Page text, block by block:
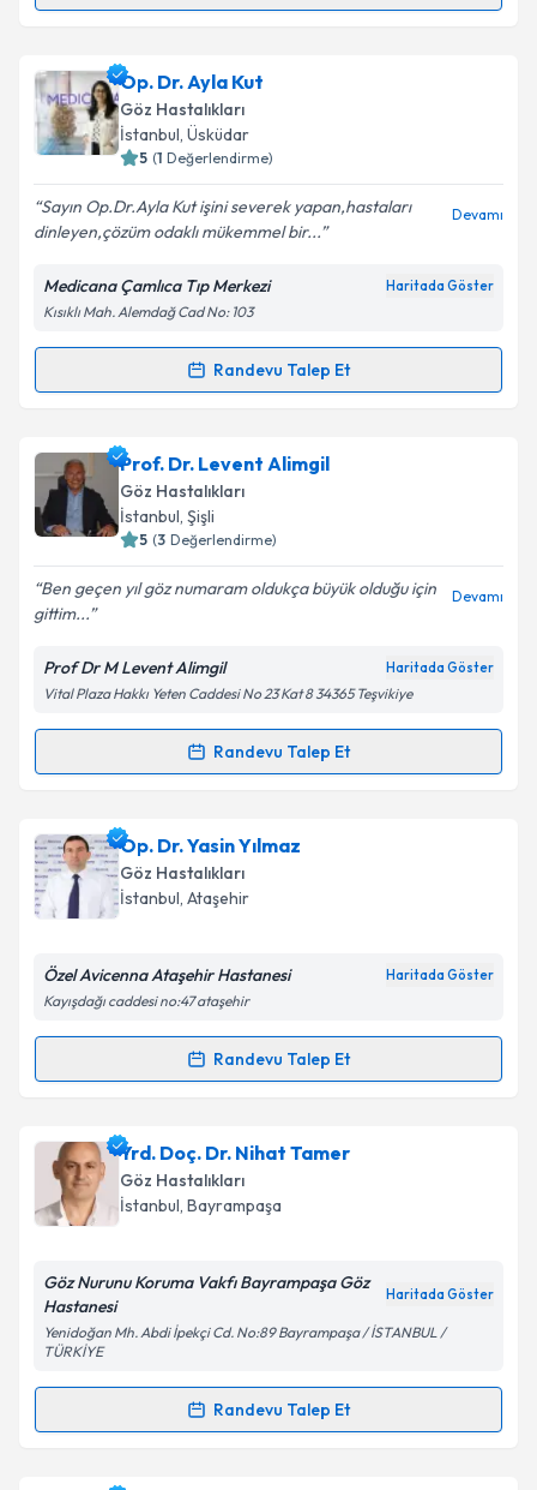
için bir takvim hazırlandığında e-posta ile
bilgilendireceğiz.
E-posta Adresiniz
Metni'ni okudum ve kişisel verilerimin belirtilen
kapsamda işlenmesini kabul ediyorum.
Takvim Talebini Gönder
Op. Dr. Ayla Kut
Göz Hastalıkları
İstanbul, Üsküdar
5 (1 Değerlendirme)
Sayın Op.Dr.Ayla Kut işini severek yapan,hastaları
dinleyen,çözüm odaklı mükemmel bir...
Devamı
Medicana Çamlıca Tıp Merkezi Haritada Göster
Kısıklı Mah. Alemdağ Cad No: 103
Randevu Talep Et
Randevu Takvimi Talebi
Op. Dr. Ayla Kut için randevu takvimi talebi oluşturun.
Size bu uzmandan randevu almanız için bir takvim
hazırlandığında e-posta ile bilgilendireceğiz.
Kişisel verilerimin işlenmesine ilişkin
Aydınlatma
Metni'ni okudum ve kişisel verilerimin belirtilen
kapsamda işlenmesini kabul ediyorum.
Prof. Dr. Levent Alimgil
Göz Hastalıkları
İstanbul, Şişli
5 (3 Değerlendirme)
Ben geçen yıl göz numaram oldukça büyük olduğu için
gittim...
Devamı
Prof Dr M Levent Alimgil Haritada Göster
Vital Plaza Hakkı Yeten Caddesi No 23 Kat 8 34365 Teşvikiye
Randevu Talep Et
Randevu Takvimi Talebi
Prof. Dr. Levent Alimgiliçin randevu takvimi talebi
oluşturun. Size bu uzmandan randevu almanız için bir
takvim hazırlandığında e-posta ile bilgilendireceğiz.
Kişisel verilerimin işlenmesine ilişkin
Metni'ni okudum ve kişisel verilerimin belirtilen
Takvim Talebini Gönder
Op. Dr. Yasin Yılmaz
Göz Hastalıkları
İstanbul, Ataşehir
Özel Avicenna Ataşehir Hastanesi Haritada Göster
Kayışdağı caddesi no:47 ataşehir
Randevu Talep Et
Randevu Takvimi Talebi
Op. Dr. Yasin Yılmaziçin randevu takvimi talebi
oluşturun. Size bu uzmandan randevu almanız için bir
takvim hazırlandığında e-posta ile bilgilendireceğiz.
Metni'ni okudum ve kişisel verilerimin belirtilen
kapsamda işlenmesini kabul ediyorum.
Yrd. Doç. Dr. Nihat Tamer
Göz Hastalıkları
İstanbul, Bayrampaşa
Göz Nurunu Koruma Vakfı Bayrampaşa Göz
Hastanesi
Haritada Göster
Yenidoğan Mh. Abdi İpekçi Cd. No:89 Bayrampaşa / İSTANBUL /
TÜRKİYE
Randevu Talep Et
Randevu Takvimi Talebi